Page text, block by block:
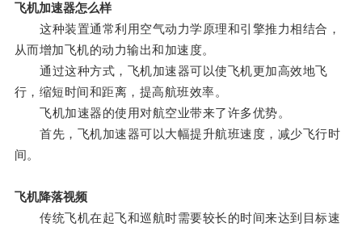
飞机加速器怎么样
这种装置通常利用空气动力学原理和引擎推力相结合，
从而增加飞机的动力输出和加速度。
通过这种方式，飞机加速器可以使飞机更加高效地飞
行，缩短时间和距离，提高航班效率。
飞机加速器的使用对航空业带来了许多优势。
首先，飞机加速器可以大幅提升航班速度，减少飞行时
间。
飞机降落视频
传统飞机在起飞和巡航时需要较长的时间来达到目标速